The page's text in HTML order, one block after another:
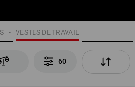
VESTES DE TRAVAIL
60